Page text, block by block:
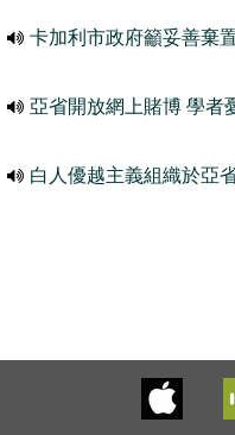
卡加利市政府籲妥善棄
亞省開放網上賭博 學者
白人優越主義組織於亞